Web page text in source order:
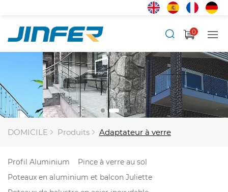
0
DOMICILE Produits Adaptateur à verre
Profil Aluminium
Pince à verre au sol
Poteaux en aluminium et balcon Juliette